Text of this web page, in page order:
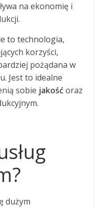
na ekonomię i
to technologia,
korzyści,
pożądana w
Jest to idealne
sobie jakośćoraz
dużym